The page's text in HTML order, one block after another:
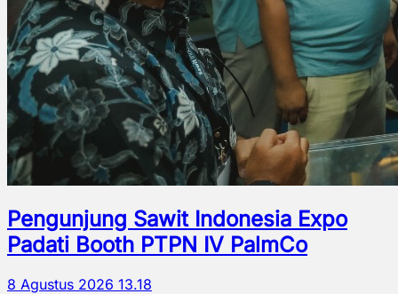
Pengunjung Sawit Indonesia Expo
Padati Booth PTPN IV PalmCo
8 Agustus 2026 13.18